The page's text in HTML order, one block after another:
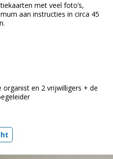
met veel foto’s,
aan instructies in circa 45
en 2 vrijwilligers + de